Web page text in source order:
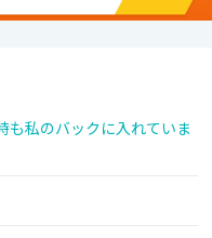
も私のバックに入れていま